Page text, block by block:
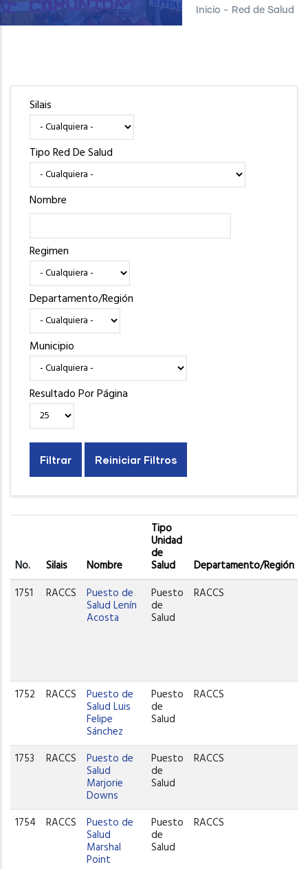
Inicio - Red de Salud
Silais
Tipo Red De Salud
Nombre
Regimen
Departamento/Región
Municipio
Resultado Por Página
No. Silais Nombre
Tipo
Unidad
de
Salud Departamento/Región
1751
RACCS Puesto de
Salud Lenín
Acosta
Puesto
de
Salud
RACCS
1752 RACCS Puesto de
Salud Luis
Felipe
Sánchez
Puesto
de
Salud
RACCS
1753 RACCS Puesto de
Salud
Marjorie
Downs
Puesto
de
Salud
RACCS
1754 RACCS Puesto de
Salud
Marshal
Point
Puesto
de
Salud
RACCS